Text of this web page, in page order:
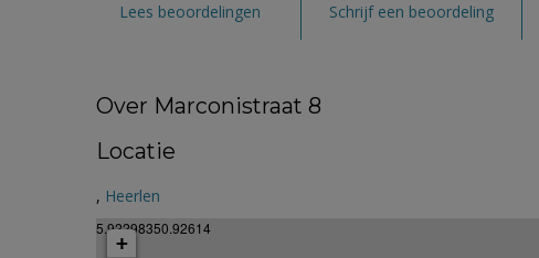
Lees beoordelingen Schrijf een beoordeling
Over Marconistraat 8
Locatie
, Heerlen
5.92298350.92614
+